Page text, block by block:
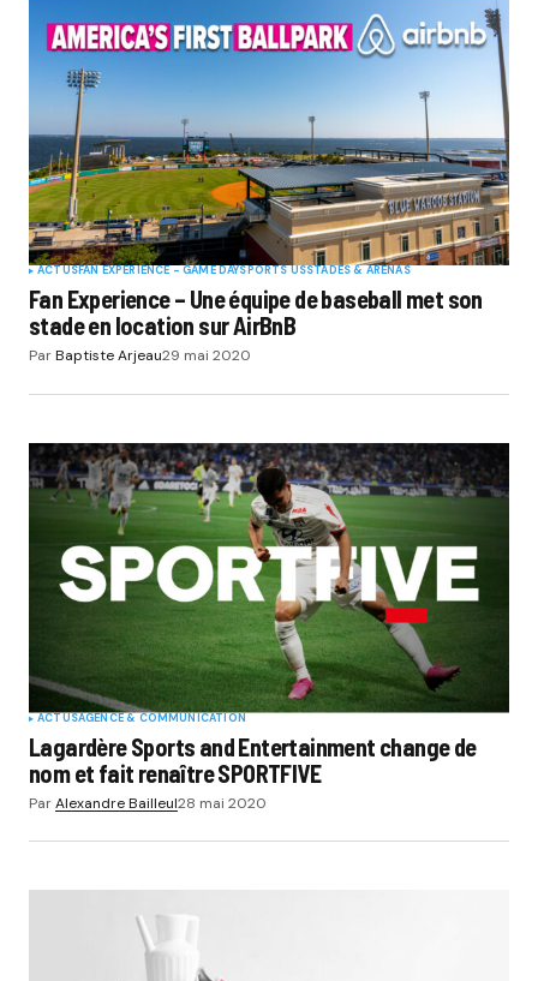
ACTUSFAN EXPERIENCE - GAME DAYSPORTS USSTADES & ARENAS
Fan Experience – Une équipe de baseball met son
stade en location sur AirBnB
ParBaptiste Arjeau29 mai 2020
ACTUSAGENCE & COMMUNICATION
Lagardère Sports and Entertainment change de
nom et fait renaître SPORTFIVE
ParAlexandre Bailleul28 mai 2020